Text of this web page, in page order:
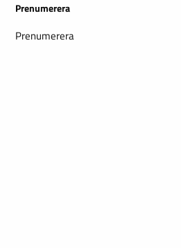
Prenumerera
Prenumerera